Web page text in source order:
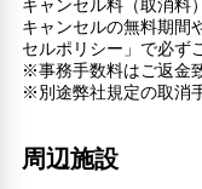
キャンセル料（取消料
キャンセルの無料期間
セルポリシー」で必ず
※事務手数料はご返金
※別途弊社規定の取消
周辺施設